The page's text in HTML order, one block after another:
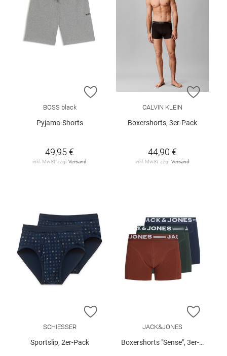
ZUR WUNSCHLISTE HINZUFÜGEN
BOSS black
Pyjama-Shorts
49,95 €
inkl. MwSt. zzgl. Versand
ZUR
CALVIN KLEIN
Boxershorts, 3er-Pack
44,90 €
inkl. MwSt. zzgl. Versand
ZUR WUNSCHLISTE HINZUFÜGEN
SCHIESSER
Sportslip, 2er-Pack
ZUR
JACK&JONES
Boxershorts "Sense", 3er-Pack